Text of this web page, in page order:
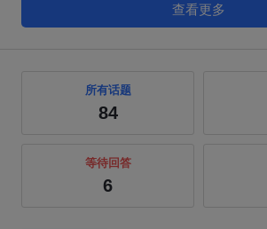
查看更多
所有话题
84
等待回答
6